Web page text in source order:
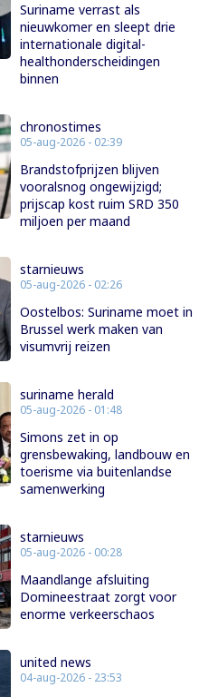
Suriname verrast als
nieuwkomer en sleept drie
internationale digital-
healthonderscheidingen
binnen
chronostimes
05-aug-2026 - 02:39
Brandstofprijzen blijven
vooralsnog ongewijzigd;
prijscap kost ruim SRD 350
miljoen per maand
starnieuws
05-aug-2026 - 02:26
Oostelbos: Suriname moet in
Brussel werk maken van
visumvrij reizen
suriname herald
05-aug-2026 - 01:48
Simons zet in op
grensbewaking, landbouw en
toerisme via buitenlandse
samenwerking
starnieuws
05-aug-2026 - 00:28
Maandlange afsluiting
Domineestraat zorgt voor
enorme verkeerschaos
united news
04-aug-2026 - 23:53